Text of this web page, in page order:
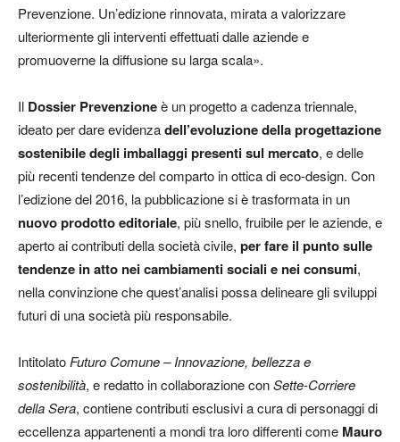
Prevenzione. Un’edizione rinnovata, mirata a valorizzare
ulteriormente gli interventi effettuati dalle aziende e
promuoverne la diffusione su larga scala».
Il Dossier Prevenzioneè un progetto a cadenza triennale,
ideato per dare evidenzadell’evoluzione della progettazione
sostenibile degli imballaggi presenti sul mercato, e delle
più recenti tendenze del comparto in ottica di eco-design. Con
l’edizione del 2016, la pubblicazione si è trasformata in un
nuovo prodotto editoriale, più snello, fruibile per le aziende, e
aperto ai contributi della società civile, per fare il punto sulle
tendenze in atto nei cambiamenti sociali e nei consumi,
nella convinzione che quest’analisi possa delineare gli sviluppi
futuri di una società più responsabile.
Intitolato Futuro Comune – Innovazione, bellezza e
sostenibilità, e redatto in collaborazione conSette-Corriere
della Sera, contiene contributi esclusivi a cura di personaggi di
eccellenza appartenenti a mondi tra loro differenti come Mauro